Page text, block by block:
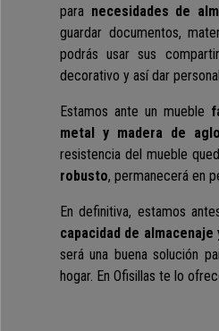
para necesidades de
guardar documentos,
podrás usar sus
decorativo y así dar
Estamos ante un mueble
metal y madera de
resistencia del mueble
robusto, permanecerá en
En definitiva, estamos
capacidad de
será una buena solución
hogar. En Ofisillas te lo